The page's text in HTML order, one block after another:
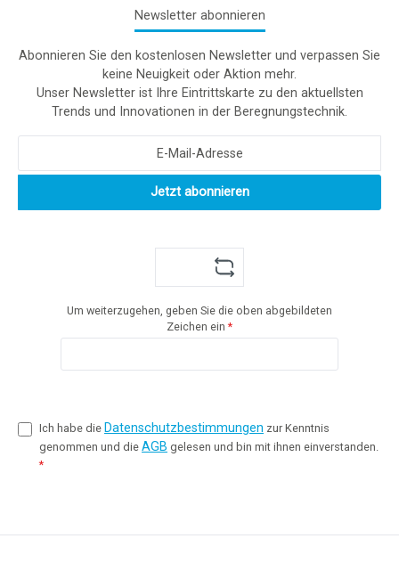
Newsletter abonnieren
Abonnieren Sie den kostenlosen Newsletter und verpassen Sie
keine Neuigkeit oder Aktion mehr.
Unser Newsletter ist Ihre Eintrittskarte zu den aktuellsten
Trends und Innovationen in der Beregnungstechnik.
Jetzt abonnieren
Um weiterzugehen, geben Sie die oben abgebildeten
Zeichen ein *
Ich habe die Datenschutzbestimmungen zur Kenntnis
genommen und die AGB gelesen und bin mit ihnen einverstanden.
*